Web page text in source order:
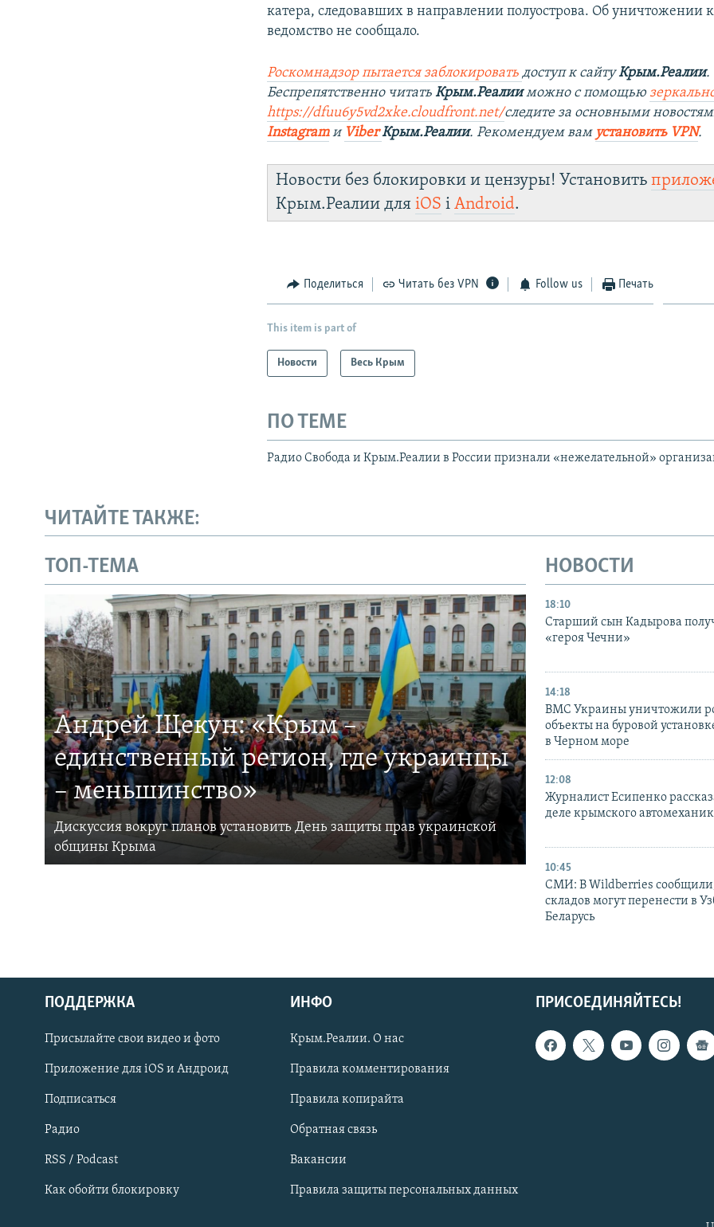
Українською
Qırımtatar
ПРИСОЕДИНЯЙТЕСЬ!
катера, следовавших в направлении полуострова. Об уничтожении
ведомство не сообщало.
Роскомнадзор пытается заблокировать доступ к сайтуКрым.Реалии.
Беспрепятственно читатьКрым.Реалииможно с помощью
https://dfuu6y5vd2xke.cloudfront.net/следите за основными
Instagramи Viber Крым.Реалии. Рекомендуем вам установить VPN.
Новости без блокировки и цензуры! Установить
Крым.Реалии дляiOS іAndroid.
Поделиться Читать без VPN Follow us Печать
This item is part of
Новости Весь Крым
ПО ТЕМЕ
Радио Свобода и Крым.Реалии в России признали «нежелательной»
ЧИТАЙТЕ ТАКЖЕ:
ТОП-ТЕМА
Андрей Щекун: «Крым –
единственный регион, где украинцы
– меньшинство»
Дискуссия вокруг планов установить День защиты прав украинской
общины Крыма
НОВОСТИ
18:10
Старший сын Кадырова
«героя Чечни»
14:18
ВМС Украины уничтожили
объекты на буровой
в Черном море
12:08
Журналист Есипенко
деле крымского
10:45
СМИ: В Wildberries сообщили,
складов могут перенести в
Беларусь
ПРИСОЕДИНЯЙТЕСЬ!
ПОДДЕРЖКА
Присылайте свои видео и фото
Приложение для iOS и Андроид
Подписаться
Радио
RSS / Podcast
Как обойти блокировку
ИНФО
Крым.Реалии. О нас
Правила комментирования
Правила копирайта
Обратная связь
Вакансии
Правила защиты персональных данных